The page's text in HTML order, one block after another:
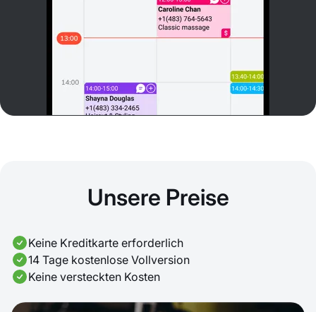
Unsere Preise
Keine Kreditkarte erforderlich
14 Tage kostenlose Vollversion
Keine versteckten Kosten